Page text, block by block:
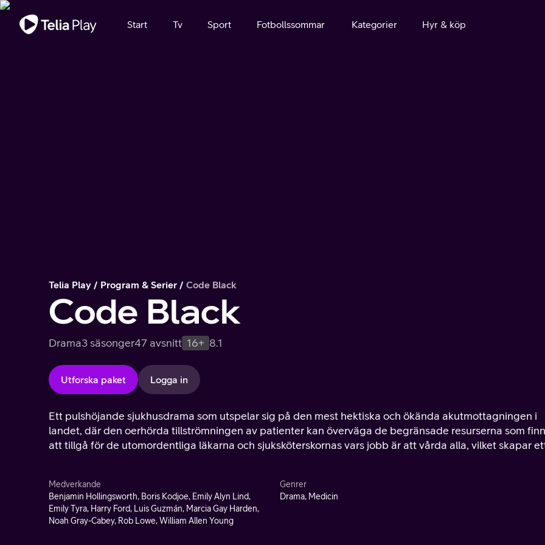
Viktigt meddelande
Start Tv Sport Fotbollssommar Kategorier Hyr & köp
Telia Play Program & Serier Code Black
Code Black
Drama3 säsonger47 avsnitt 16+ 8.1
Utforska paket Logga in
Ett pulshöjande sjukhusdrama som utspelar sig på den mest hektiska och ökända akutmottagningen i
landet, där den oerhörda tillströmningen av patienter kan överväga de begränsade resurserna som
att tillgå för de utomordentliga läkarna och sjuksköterskornas vars jobb är att vårda alla, vilket skapar
Medverkande
Benjamin Hollingsworth, Boris Kodjoe, Emily Alyn Lind,
Emily Tyra, Harry Ford, Luis Guzmán, Marcia Gay Harden,
Noah Gray-Cabey, Rob Lowe, William Allen Young
Genrer
Drama, Medicin